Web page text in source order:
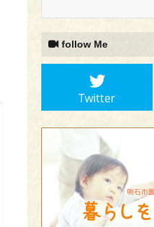
follow Me
Twitter